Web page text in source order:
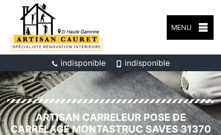
MENU
indisponible indisponible
ARTISAN CARRELEUR POSE DE
CARRELAGE MONTASTRUC SAVES 31370